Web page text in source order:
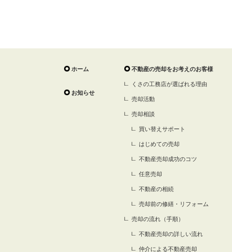
ホーム
お知らせ
不動産の売却をお考えのお客様
くさの工務店が選ばれる理由
売却活動
売却相談
買い替えサポート
はじめての売却
不動産売却成功のコツ
任意売却
不動産の相続
売却前の修繕・リフォーム
売却の流れ（手順）
不動産売却の詳しい流れ
仲介による不動産売却